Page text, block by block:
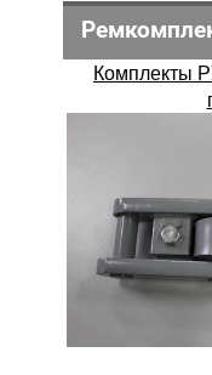
Комплекты